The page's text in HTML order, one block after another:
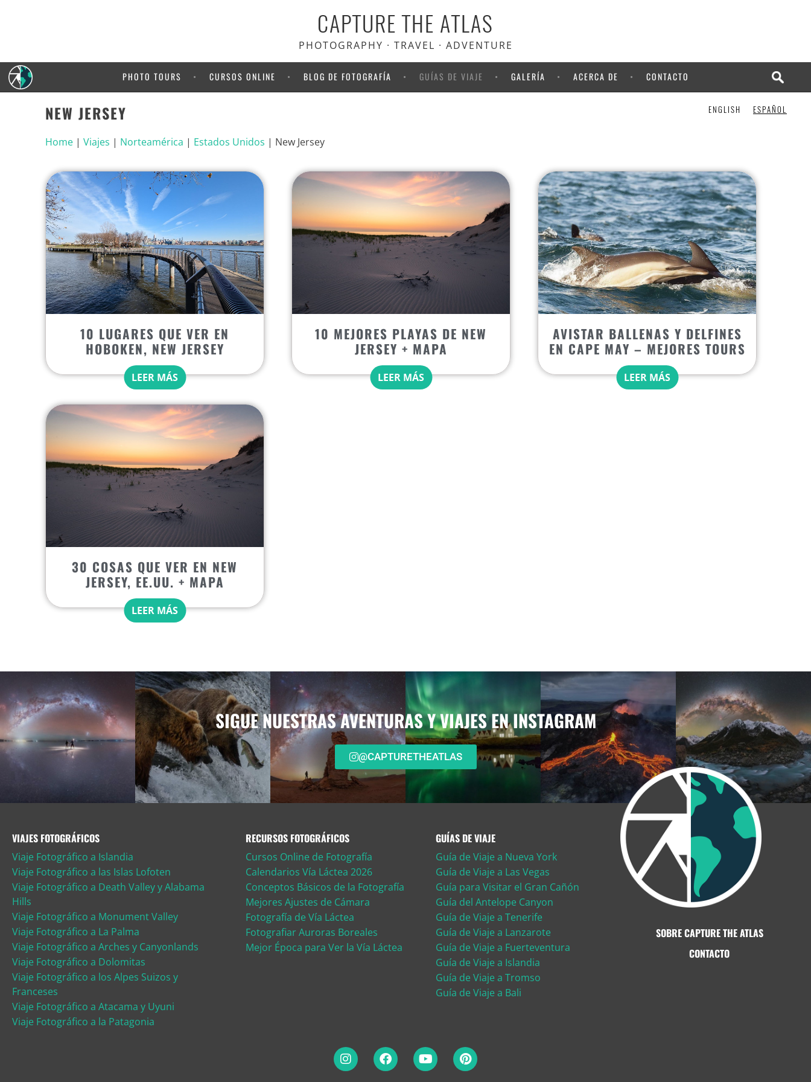
CAPTURE THE ATLAS
PHOTOGRAPHY · TRAVEL · ADVENTURE
PHOTO TOURS CURSOS ONLINE BLOG DE FOTOGRAFÍA GUÍAS DE VIAJE GALERÍA ACERCA DE CONTACTO
ENGLISH ESPAÑOL
NEW JERSEY
Home | Viajes | Norteamérica | Estados Unidos | New Jersey
10 LUGARES QUE VER EN
HOBOKEN, NEW JERSEY
LEER MÁS
10 MEJORES PLAYAS DE NEW
JERSEY + MAPA
LEER MÁS
AVISTAR BALLENAS Y DELFINES
EN CAPE MAY – MEJORES TOURS
LEER MÁS
30 COSAS QUE VER EN NEW
JERSEY, EE.UU. + MAPA
LEER MÁS
SIGUE NUESTRAS AVENTURAS Y VIAJES EN INSTAGRAM
@CAPTURETHEATLAS
VIAJES FOTOGRÁFICOS
Viaje Fotográfico a Islandia
Viaje Fotográfico a las Islas Lofoten
Viaje Fotográfico a Death Valley y Alabama
Hills
Viaje Fotográfico a Monument Valley
Viaje Fotográfico a La Palma
Viaje Fotográfico a Arches y Canyonlands
Viaje Fotográfico a Dolomitas
Viaje Fotográfico a los Alpes Suizos y
Franceses
Viaje Fotográfico a Atacama y Uyuni
Viaje Fotográfico a la Patagonia
RECURSOS FOTOGRÁFICOS
Cursos Online de Fotografía
Calendarios Vía Láctea 2026
Conceptos Básicos de la Fotografía
Mejores Ajustes de Cámara
Fotografía de Vía Láctea
Fotografiar Auroras Boreales
Mejor Época para Ver la Vía Láctea
GUÍAS DE VIAJE
Guía de Viaje a Nueva York
Guía de Viaje a Las Vegas
Guía para Visitar el Gran Cañón
Guía del Antelope Canyon
Guía de Viaje a Tenerife
Guía de Viaje a Lanzarote
Guía de Viaje a Fuerteventura
Guía de Viaje a Islandia
Guía de Viaje a Tromso
Guía de Viaje a Bali
SOBRE CAPTURE THE ATLAS
CONTACTO